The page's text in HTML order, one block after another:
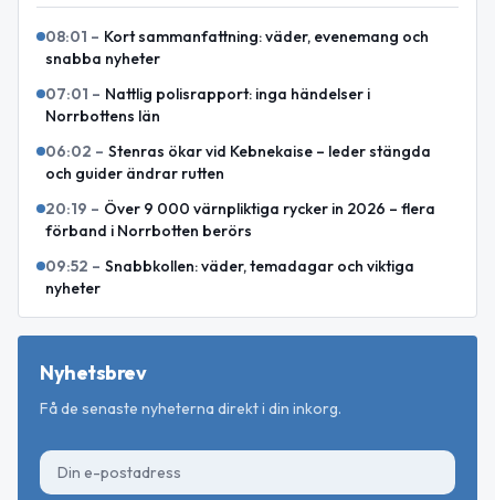
08:01 – Kort sammanfattning: väder, evenemang och
snabba nyheter
07:01 – Nattlig polisrapport: inga händelser i
Norrbottens län
06:02 – Stenras ökar vid Kebnekaise – leder stängda
och guider ändrar rutten
20:19 – Över 9 000 värnpliktiga rycker in 2026 – flera
förband i Norrbotten berörs
09:52 – Snabbkollen: väder, temadagar och viktiga
nyheter
Nyhetsbrev
Få de senaste nyheterna direkt i din inkorg.